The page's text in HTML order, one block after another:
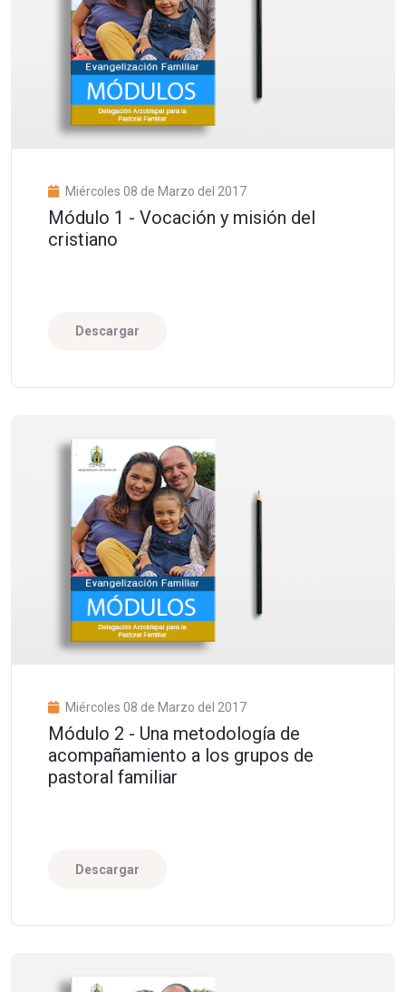
Miércoles 08 de Marzo del 2017
Módulo 1 - Vocación y misión del
cristiano
Descargar
Miércoles 08 de Marzo del 2017
Módulo 2 - Una metodología de
acompañamiento a los grupos de
pastoral familiar
Descargar